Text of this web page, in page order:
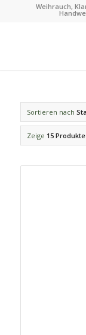
Weihrauch,
Sortieren nach
Zeige 15